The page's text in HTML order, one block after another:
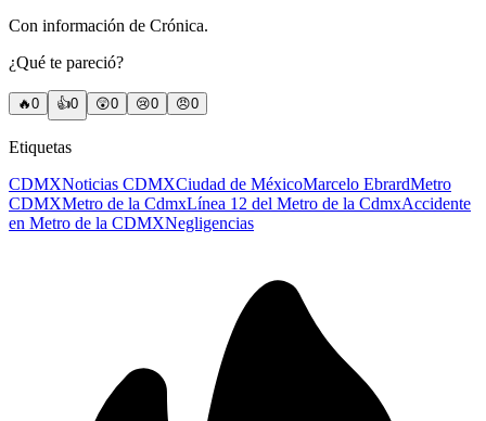
Con información de Crónica.
¿Qué te pareció?
🔥0 👍0 😲0 😢0 😠0
Etiquetas
CDMXNoticias CDMXCiudad de MéxicoMarcelo EbrardMetro
CDMXMetro de la CdmxLínea 12 del Metro de la CdmxAccidente
en Metro de la CDMXNegligencias